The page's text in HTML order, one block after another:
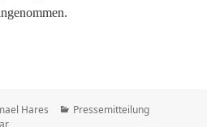
– Buchvorstellung
Hares Kategorien
Pressemitteilung
zu „Nichts war so, wie es schien“ –